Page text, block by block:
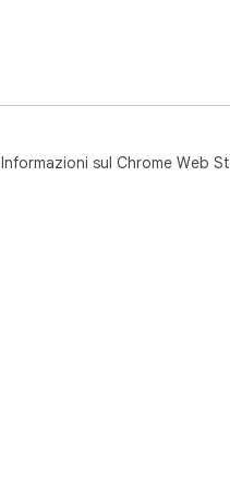
Informazioni sul Chrome Web